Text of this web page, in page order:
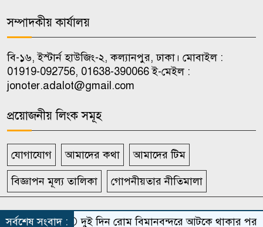
পৌঁছেছেন প্রধানমন্ত্রী
সম্পাদকীয় কার্যালয়
বি-১৬, ইস্টার্ন হাউজিং-২, কল্যানপুর, ঢাকা। মোবাইল :
01919-092756, 01638-390066 ই-মেইল :
jonoter.adalot@gmail.com
প্রয়োজনীয় লিংক সমূহ
যোগাযোগ আমাদের কথা আমাদের টিম
বিজ্ঞাপন মূল্য তালিকা গোপনীয়তার নীতিমালা
সর্বস্বত্ব সংরক্ষিত দৈনিক জনতার আদালত
সর্বশেষ সংবাদ : দুই দিন রোম বিমানবন্দরে আটকে থাকার পর